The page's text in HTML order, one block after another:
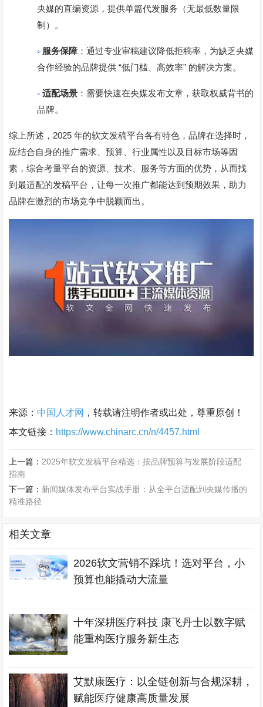
央媒的直编资源，提供单篇代发服务（无最低数量限
制）。
◦ 服务保障 ：通过专业审稿建议降低拒稿率，为缺乏央媒
合作经验的品牌提供 “低门槛、高效率” 的解决方案。
◦适配场景 ：需要快速在央媒发布文章，获取权威背书的
品牌。
综上所述， 2025年的软文发稿平台各有特色，品牌在选择时，
应结合自身的推广需求、预算、行业属性以及目标市场等因
素，综合考量平台的资源、技术、服务等方面的优势，从而找
到最适配的发稿平台，让每一次推广都能达到预期效果，助力
品牌在激烈的市场竞争中脱颖而出。
来源： 中国人才网 ，转载请注明作者或出处，尊重原创！
本文链接： https://www.chinarc.cn/n/4457.html
上一篇：2025年软文发稿平台精选：按品牌预算与发展阶段适配
指南
下一篇： 新闻媒体发布平台实战手册：从全平台适配到央媒传播的
精准路径
相关文章
2026软文营销不踩坑！选对平台，小
预算也能撬动大流量
十年深耕医疗科技 康飞丹士以数字赋
能重构医疗服务新生态
艾默康医疗：以全链创新与合规深耕，
赋能医疗健康高质量发展